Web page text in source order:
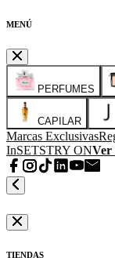
MENÚ
PERFUMES
CAPILAR
Marcas Exclusivas
InSETSTRY ONVer
TIENDAS